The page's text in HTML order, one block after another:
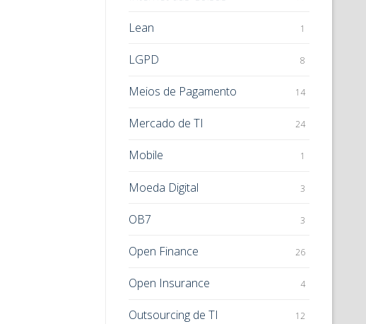
Lean 1
LGPD 8
Meios de Pagamento 14
Mercado de TI 24
Mobile 1
Moeda Digital 3
OB7 3
Open Finance 26
Open Insurance 4
Outsourcing de TI 12